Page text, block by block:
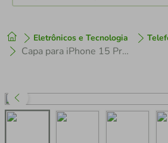
Eletrônicos e Tecnologia
Capa para iPhone 15 Pro Max - Anti-Slip - Gshield
1º tenis
perfume